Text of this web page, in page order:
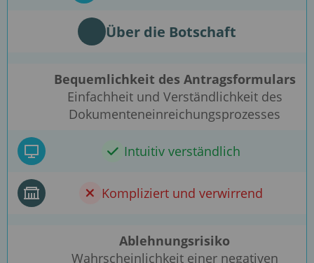
Über die Botschaft
Bequemlichkeit des Antragsformulars
Einfachheit und Verständlichkeit des
Dokumenteneinreichungsprozesses
Intuitiv verständlich
Kompliziert und verwirrend
Ablehnungsrisiko
Wahrscheinlichkeit einer negativen